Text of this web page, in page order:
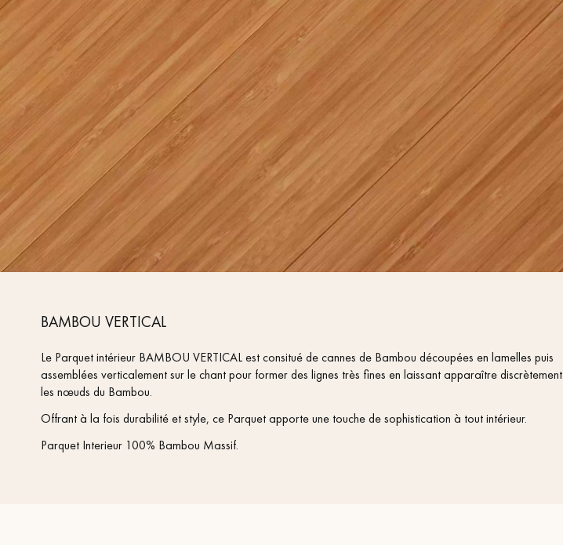
BAMBOU VERTICAL
Le Parquet intérieur BAMBOU VERTICAL est consitué de cannes de Bambou découpées en lamelles puis
assemblées verticalement sur le chant pour former des lignes très fines en laissant apparaître discrètement
les nœuds du Bambou.
Offrant à la fois durabilité et style, ce Parquet apporte une touche de sophistication à tout intérieur.
Parquet Interieur 100% Bambou Massif.